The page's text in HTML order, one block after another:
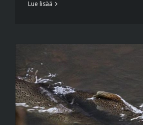
Lue lisää